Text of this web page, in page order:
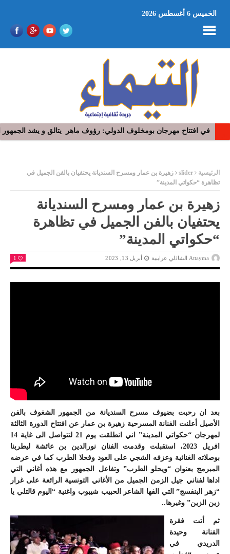
الخميس 6 أغسطس 2026
في افتتاح مهرجان بومخلوف الدولي: رؤوف ماهر يتالق و يشد الجمهور
“​عذِّبيني”.. جديد رامي عياش: نوستالجيّا السبعينيات تعيد رسم أبعاد
الرئيسية slider
زهيرة بن عمار ومسرح السنديانة يحتفيان بالفن الجميل في
تظاهرة “حكواتي المدينة”
زهيرة بن عمار ومسرح السنديانة
يحتفيان بالفن الجميل في تظاهرة
“حكواتي المدينة”
Attayma الشاذلي عرايبية أبريل 13, 2023 1
بعد ان رحبت بضيوف مسرح السنديانة من الجمهور الشغوف بالفن
الأصيل أعلنت الفنانة المسرحية زهيرة بن عمار عن افتتاح الدورة الثالثة
لمهرجان “حكواتي المدينة” اني انطلقت يوم 21 لتتواصل الى غاية 14
افريل 2023، استقبلت وقدمت الفنان نورالدين بن عائشة ليطربنا
بوصلاته الغنائية وعزفه الشجي على العود وفحلا الطرب كما في عرضه
المبرمج بعنوان “ويحلو الطرب” وتفاعل الجمهور مع هذه أغاني التي
اداها لفناني جيل الزمن الجميل من الأغاني التونسية الرائعة على غرار
“زهر البنفسج” التي الفها الشاعر الحبيب شيبوب واغنية “اليوم قالتلي يا
زين الزين” وغيرها..
ثم أتت فقرة
الفنانة وحيدة
الدريدي في